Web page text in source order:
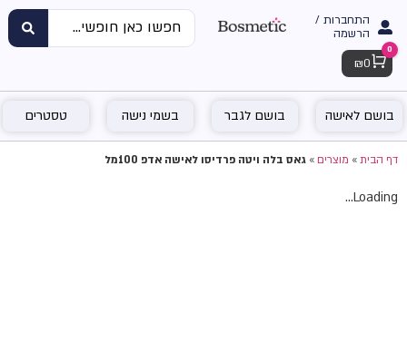
התחברות /
הרשמה
Cart
0
₪ 0
בושם לאישה בושם לגבר בשמי נישה טסטרים
דף הבית»מוצרים»גאס בלה ויטה פרדיסו לאישה אדפ 100מל
Loading...